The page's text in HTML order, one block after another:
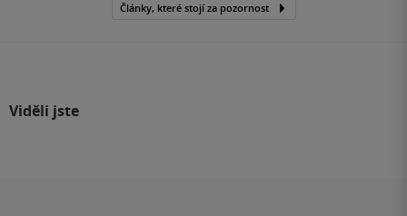
Články, které stojí za pozornost
Viděli jste